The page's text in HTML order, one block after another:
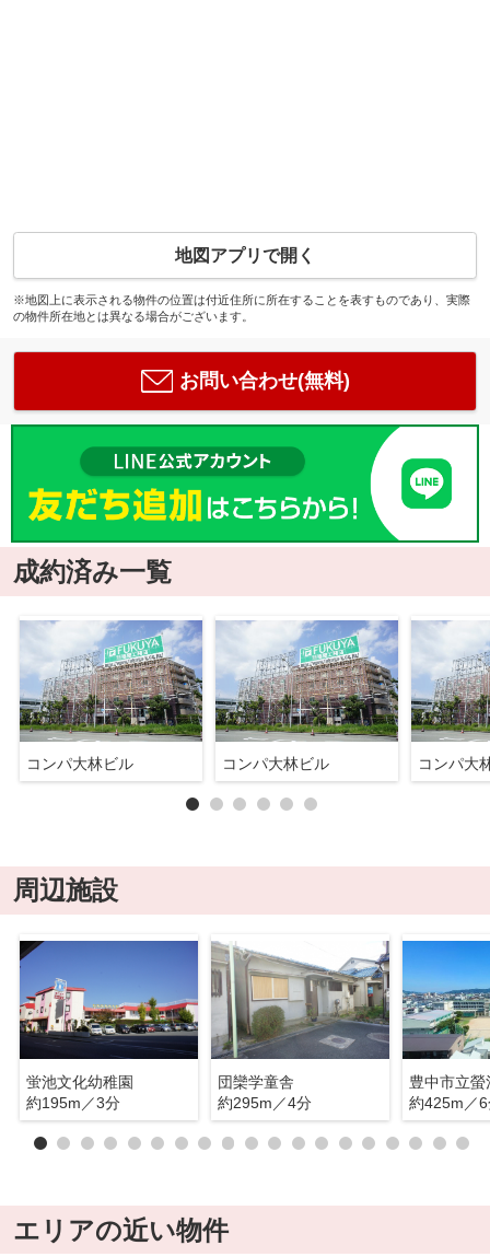
地図アプリで開く
※地図上に表示される物件の位置は付近住所に所在することを表すものであり、実際
の物件所在地とは異なる場合がございます。
お問い合わせ(無料)
成約済み一覧
コンパ大林ビル コンパ大林ビル コンパ大
周辺施設
蛍池文化幼稚園
約195m／3分
団欒学童舎
約295m／4分
豊中市立螢
約425m／
エリアの近い物件